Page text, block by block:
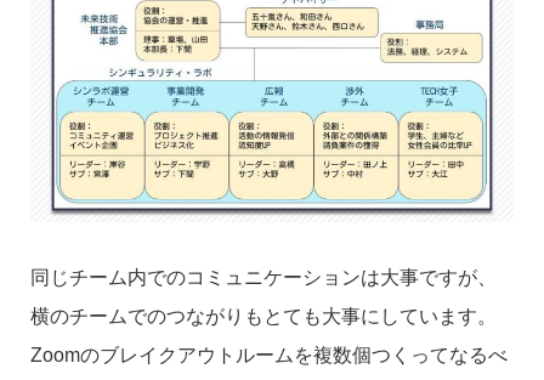
同じチーム内でのコミュニケーションは大事ですが、
横のチームでのつながりもとても大事にしています。
Zoomのブレイクアウトルームを複数個つくってなるべ